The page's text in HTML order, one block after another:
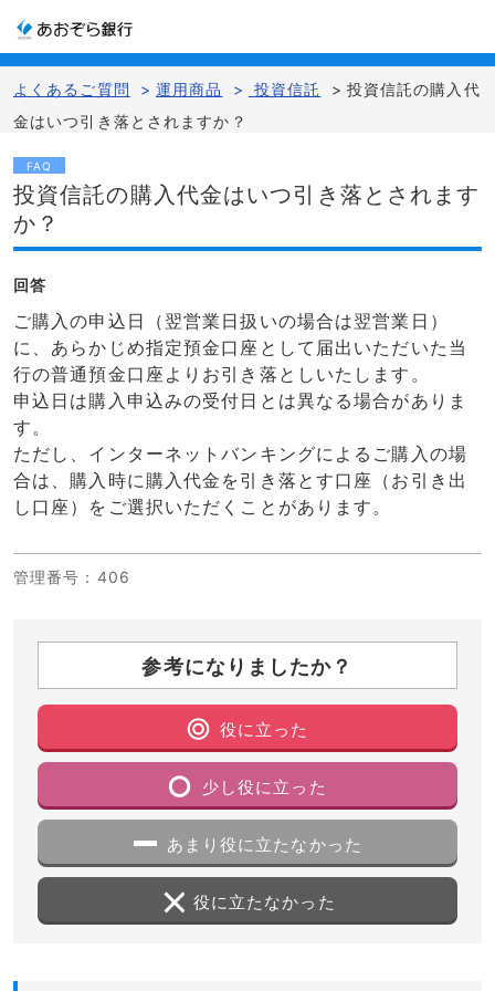
よくあるご質問 > 運用商品 > 投資信託 > 投資信託の購入代
金はいつ引き落とされますか？
FAQ
投資信託の購入代金はいつ引き落とされます
か？
回答
ご購入の申込日（翌営業日扱いの場合は翌営業日）
に、あらかじめ指定預金口座として届出いただいた当
行の普通預金口座よりお引き落としいたします。
申込日は購入申込みの受付日とは異なる場合がありま
す。
ただし、インターネットバンキングによるご購入の場
合は、購入時に購入代金を引き落とす口座（お引き出
し口座）をご選択いただくことがあります。
管理番号 ：406
参考になりましたか？
役に立った
少し役に立った
あまり役に立たなかった
役に立たなかった